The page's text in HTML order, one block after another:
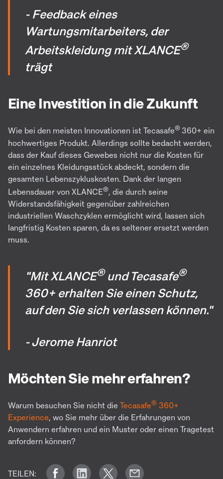
- Feedback eines
Wartungsmitarbeiters, der
Arbeitskleidung mit XLANCE®
trägt
Eine Investition in die Zukunft
Wie bei den meisten Innovationen ist Tecasafe® 360+ ein
hochwertiges Produkt. Allerdings sollte bedacht werden,
dass der Kauf dieses Gewebes nicht nur die Kosten für
ein einzelnes Kleidungsstück abdeckt, sondern die
gesamten Lebenszykluskosten. Dank der langen
Lebensdauer von XLANCE®, die durch seine
Widerstandsfähigkeit gegenüber zahlreichen
industriellen Waschzyklen ermöglicht wird, lassen sich
langfristig Kosten sparen, da es seltener ersetzt werden
muss.
"Mit XLANCE®und Tecasafe®
360+ erhalten Sie einen Schutz,
auf den Sie sich verlassen können."
- Jerome Hanriot
Möchten Sie mehr erfahren?
Warum besuchen Sie nicht die Tecasafe® 360+
Experience, wo Sie mehr über die Erfahrungen von
Anwendern erfahren und ein Muster oder einen Tragetest
anfordern können?
TEILEN: